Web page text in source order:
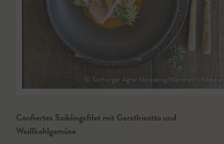
© Salzburger Agrar Marketing/Martina Höfelmaier
Confiertes Saiblingsfilet mit Gerstlrisotto und
Weißkohlgemüse